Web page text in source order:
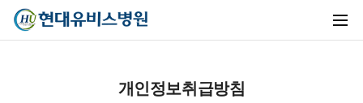
개인정보취급방침